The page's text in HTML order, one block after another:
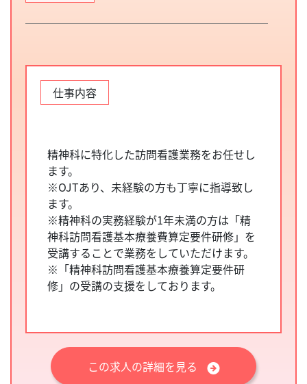
仕事内容
精神科に特化した訪問看護業務をお任せし
ます。
※OJTあり、未経験の方も丁寧に指導致し
ます。
※精神科の実務経験が1年未満の方は「精
神科訪問看護基本療養費算定要件研修」を
受講することで業務をしていただけます。
※「精神科訪問看護基本療養算定要件研
修」の受講の支援をしております。
この求人の詳細を見る